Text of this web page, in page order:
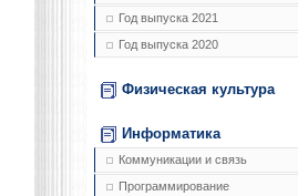
Год выпуска 2021
Год выпуска 2020
Физическая культура
Информатика
Коммуникации и связь
Программирование